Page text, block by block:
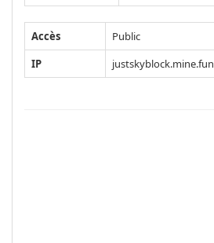
Accès
Public
IP
justskyblock.mine.fun